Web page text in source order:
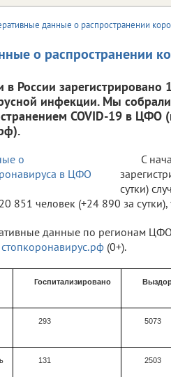
данные о распространении
о распространении
в России зарегистрировано
инфекции. Мы
COVID-19 в ЦФО
С
сутки)
851 человек (+24 890 за
данные по регионам ЦФО
стопкоронавирус.рф (0+).
Госпитализировано
293 5073
131 2503